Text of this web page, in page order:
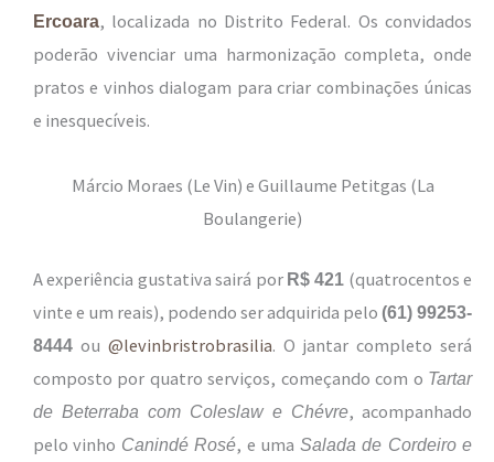
Ercoara, localizada no Distrito Federal. Os convidados
poderão vivenciar uma harmonização completa, onde
pratos e vinhos dialogam para criar combinações únicas
e inesquecíveis.
Márcio Moraes (Le Vin) e Guillaume Petitgas (La
Boulangerie)
A experiência gustativa sairá por R$ 421 (quatrocentos e
vinte e um reais), podendo ser adquirida pelo (61) 99253-
8444 ou @levinbristrobrasilia. O jantar completo será
composto por quatro serviços, começando com o Tartar
de Beterraba com Coleslaw e Chévre, acompanhado
pelo vinho Canindé Rosé, e uma Salada de Cordeiro e